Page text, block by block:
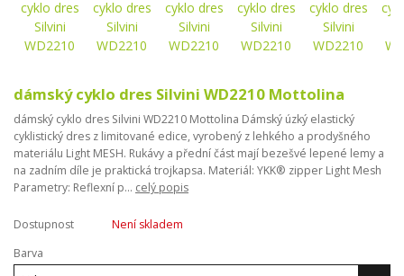
dámský cyklo dres Silvini WD2210 Mottolina
dámský cyklo dres Silvini WD2210 Mottolina Dámský úzký elastický
cyklistický dres z limitované edice, vyrobený z lehkého a prodyšného
materiálu Light MESH. Rukávy a přední část mají bezešvé lepené lemy a
na zadním díle je praktická trojkapsa. Materiál: YKK® zipper Light Mesh
Parametry: Reflexní p... celý popis
Dostupnost
Není skladem
Barva